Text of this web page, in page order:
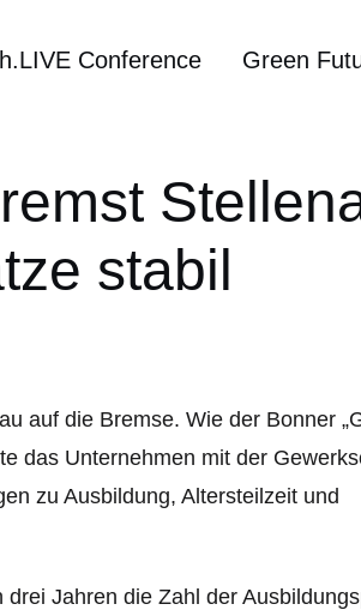
Conference Green
stabil
auf die Bremse. Wie der Bonner
das Unternehmen mit der
zu Ausbildung, Altersteilzeit und
Jahren die Zahl der